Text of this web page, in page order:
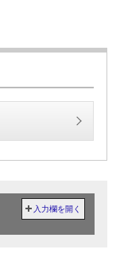
入力欄を開く